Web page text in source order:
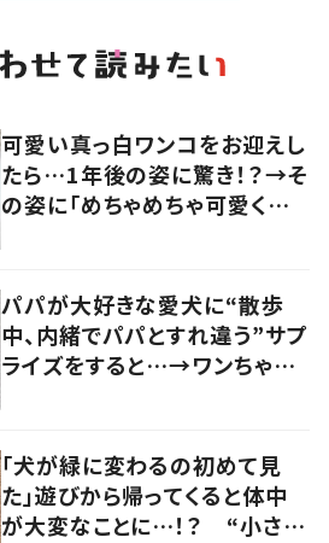
可愛い真っ白ワンコをお迎えし
たら…1年後の姿に驚き！？→そ
の姿に「めちゃめちゃ可愛くて
パパが大好きな愛犬に“散歩
中、内緒でパパとすれ違う”サプ
ライズをすると…→ワンちゃん
「犬が緑に変わるの初めて見
た」遊びから帰ってくると体中
が大変なことに…！？ “小さい